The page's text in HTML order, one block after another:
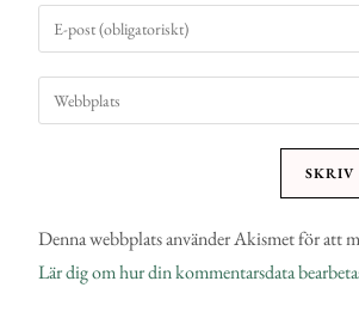
Denna webbplats använder Akismet för att
Lär dig om hur din kommentarsdata